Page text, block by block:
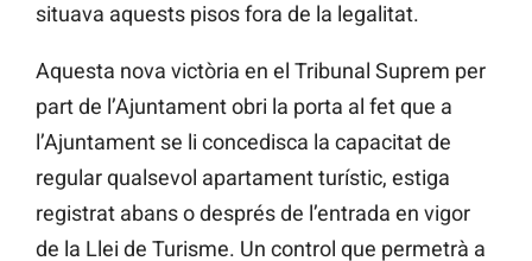
situava aquests pisos fora de la legalitat.
Aquesta nova victòria en el Tribunal Suprem per
part de l’Ajuntament obri la porta al fetque a
l’Ajuntament se li concedisca la capacitat de
regular qualsevol apartament turístic, estiga
registrat abans o després de l’entrada en vigor
de la Llei de Turisme. Un control que permetrà a